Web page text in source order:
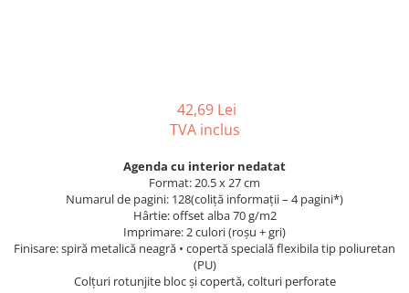
Caiete si blocuri pentru desen
Caiete incepatori Tip I, II, III
Hartie glacee
Vocabulare
42,69 Lei
TVA inclus
Agenda cu interior nedatat
Format: 20.5 x 27 cm
Numarul de pagini: 128(coliţă informaţii – 4 pagini*)
Hârtie: offset alba 70 g/m2
Imprimare: 2 culori (roșu + gri)
Finisare: spiră metalică neagră • copertă specială flexibila tip poliuretan
(PU)
Colţuri rotunjite bloc și copertă, colturi perforate